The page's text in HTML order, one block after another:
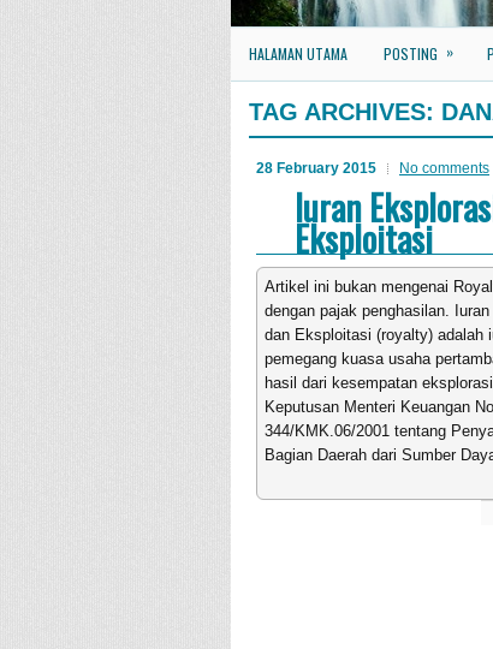
HALAMAN UTAMA POSTING »
TAG ARCHIVES:
28 February 2015 No comments
Iuran
Eksploitasi
Artikel ini bukan mengenai
dengan pajak penghasilan.
dan Eksploitasi (royalty) adalah
pemegang kuasa usaha
hasil dari kesempatan
Keputusan Menteri Keuangan
344/KMK.06/2001 tentang
Bagian Daerah dari Sumber